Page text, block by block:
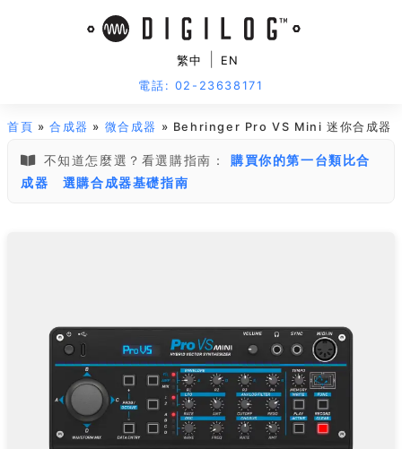
繁中
EN
電話: 02-23638171
首頁 »合成器 » 微合成器 » Behringer Pro VS Mini 迷你合成器
不知道怎麼選？看選購指南：
購買你的第一台類比合
成器
選購合成器基礎指南